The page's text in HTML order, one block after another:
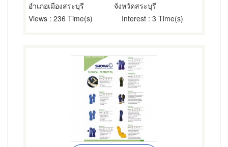
อำเภอเมืองสระบุรี
จังหวัดสระบุรี
Views : 236 Time(s) Interest : 3 Time(s)